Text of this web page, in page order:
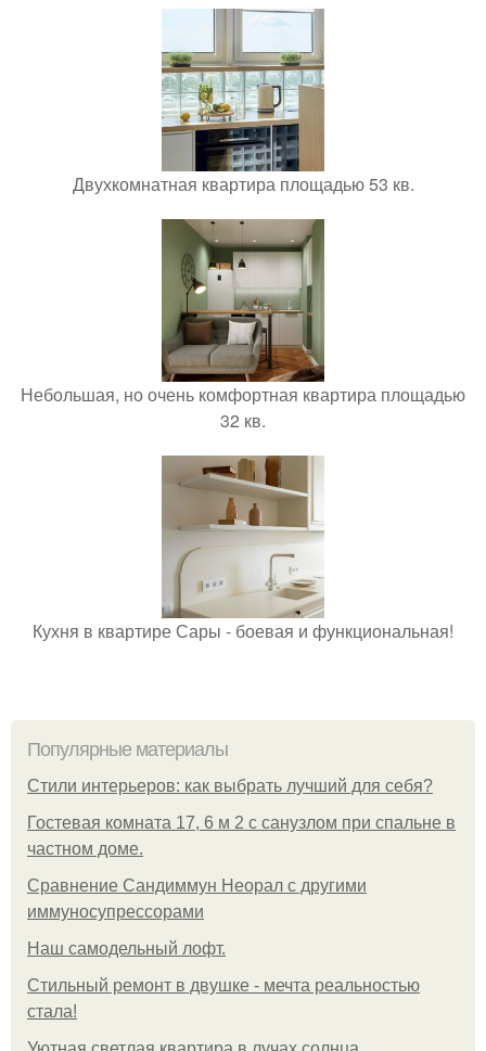
Двухкомнатная квартира площадью 53 кв.
Небольшая, но очень комфортная квартира площадью
32 кв.
Кухня в квартире Сары - боевая и функциональная!
Популярные материалы
Стили интерьеров: как выбрать лучший для себя?
Гостевая комната 17, 6 м 2 с санузлом при спальне в
частном доме.
Сравнение Сандиммун Неорал с другими
иммуносупрессорами
Наш самодельный лофт.
Стильный ремонт в двушке - мечта реальностью
стала!